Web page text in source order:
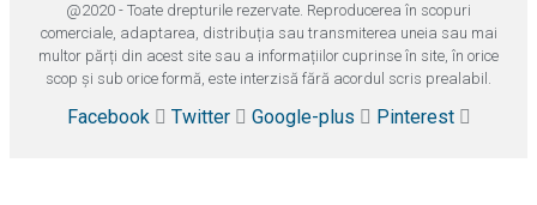
@2020 - Toate drepturile rezervate. Reproducerea în scopuri
comerciale, adaptarea, distribuția sau transmiterea uneia sau mai
multor părți din acest site sau a informațiilor cuprinse în site, în orice
scop și sub orice formă, este interzisă fără acordul scris prealabil.
Facebook Twitter Google-plus Pinterest